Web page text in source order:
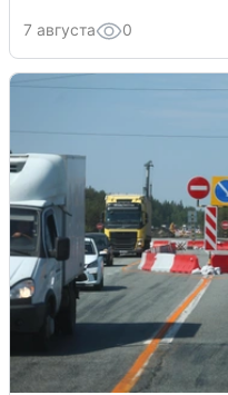
7 августа 0